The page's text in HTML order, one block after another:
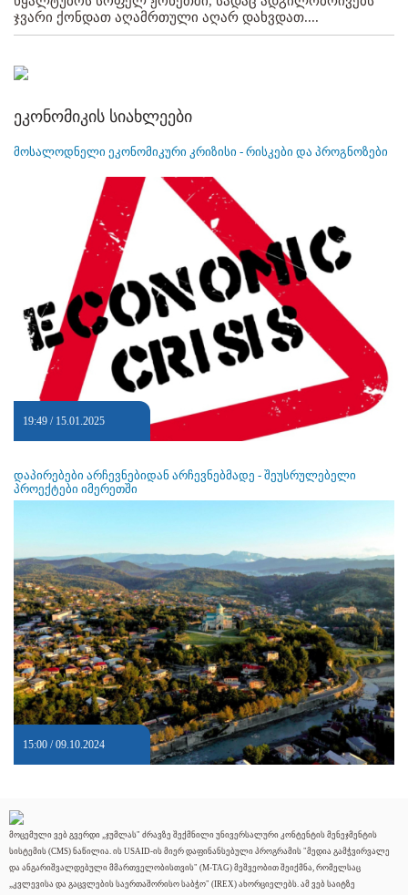
ჯვარი ქონდათ აღამრთული აღარ დახვდათ....
ეკონომიკის სიახლეები
მოსალოდნელი ეკონომიკური კრიზისი - რისკები და პროგნოზები
19:49 / 15.01.2025
დაპირებები არჩევნებიდან არჩევნებმადე - შეუსრულებელი
პროექტები იმერეთში
15:00 / 09.10.2024
მოცემული ვებ გვერდი „ჯუმლას" ძრავზე შექმნილი უნივერსალური კონტენტის მენეჯმენტის
სისტემის (CMS) ნაწილია. ის USAID-ის მიერ დაფინანსებული პროგრამის "მედია გამჭვირვალე
და ანგარიშვალდებული მმართველობისთვის" (M-TAG) მეშვეობით შეიქმნა, რომელსაც
„კვლევისა და გაცვლების საერთაშორისო საბჭო" (IREX) ახორციელებს. ამ ვებ საიტზე